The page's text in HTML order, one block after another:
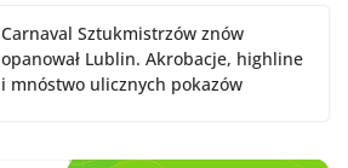
Carnaval Sztukmistrzów znów
opanował Lublin. Akrobacje, highline
i mnóstwo ulicznych pokazów